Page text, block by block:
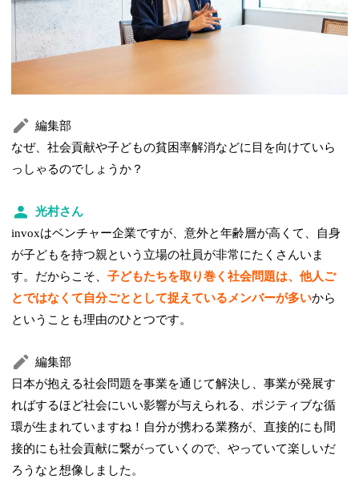
編集部
なぜ、社会貢献や子どもの貧困率解消などに目を向けていら
っしゃるのでしょうか？
光村さん
invoxはベンチャー企業ですが、意外と年齢層が高くて、自身
が子どもを持つ親という立場の社員が非常にたくさんいま
す。だからこそ、子どもたちを取り巻く社会問題は、他人ご
とではなくて自分ごととして捉えているメンバーが多いから
ということも理由のひとつです。
編集部
日本が抱える社会問題を事業を通じて解決し、事業が発展す
ればするほど社会にいい影響が与えられる、ポジティブな循
環が生まれていますね！自分が携わる業務が、直接的にも間
接的にも社会貢献に繋がっていくので、やっていて楽しいだ
ろうなと想像しました。